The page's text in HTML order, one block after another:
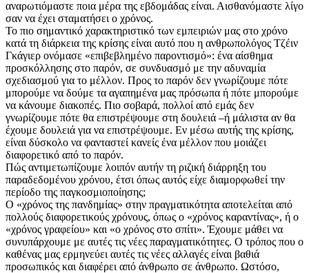
αναρωτιόμαστε ποια μέρα της εβδομάδας είναι. Αισθανόμαστε λίγο
σαν να έχει σταματήσει ο χρόνος.
Το πιο σημαντικό χαρακτηριστικό των εμπειριών μας στο χρόνο
κατά τη διάρκεια της κρίσης είναι αυτό που η ανθρωπολόγος Τζέιν
Γκάγιερ ονόμασε «επιβεβλημένο παροντισμό»: ένα αίσθημα
προσκόλλησης στο παρόν, σε συνδυασμό με την αδυναμία
σχεδιασμού για το μέλλον. Προς το παρόν δεν γνωρίζουμε πότε
μπορούμε να δούμε τα αγαπημένα μας πρόσωπα ή πότε μπορούμε
να κάνουμε διακοπές. Πιο σοβαρά, πολλοί από εμάς δεν
γνωρίζουμε πότε θα επιστρέψουμε στη δουλειά –ή μάλιστα αν θα
έχουμε δουλειά για να επιστρέψουμε. Εν μέσω αυτής της κρίσης,
είναι δύσκολο να φανταστεί κανείς ένα μέλλον που μοιάζει
διαφορετικό από το παρόν.
Πώς αντιμετωπίζουμε λοιπόν αυτήν τη ριζική διάρρηξη του
παραδεδομένου χρόνου, έτσι όπως αυτός είχε διαμορφωθεί την
περίοδο της παγκοσμιοποίησης;
Ο «χρόνος της πανδημίας» στην πραγματικότητα αποτελείται από
πολλούς διαφορετικούς χρόνους, όπως ο «χρόνος καραντίνας», ή ο
«χρόνος γραφείου» και «ο χρόνος στο σπίτι». Έχουμε μάθει να
συνυπάρχουμε με αυτές τις νέες παραγματικότητες. Ο τρόπος που ο
καθένας μας ερμηνεύει αυτές τις νέες αλλαγές είναι βαθιά
προσωπικός και διαφέρει από άνθρωπο σε άνθρωπο. Ωστόσο,